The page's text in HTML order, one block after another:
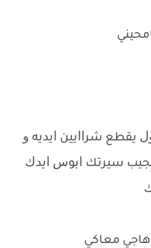
ﻳﻘﻄﻊ ﺷﺮﺍﺍﻳﻴﻦ ﺍﻳﺪﻳﻪ ﻭ
ﺳﻴﺮﺗﻚ ﺍﺑﻮﺱ ﺍﻳﺪﻙ
ﻫﺎﺟﻲ ﻣﻌﺎﻛﻲ